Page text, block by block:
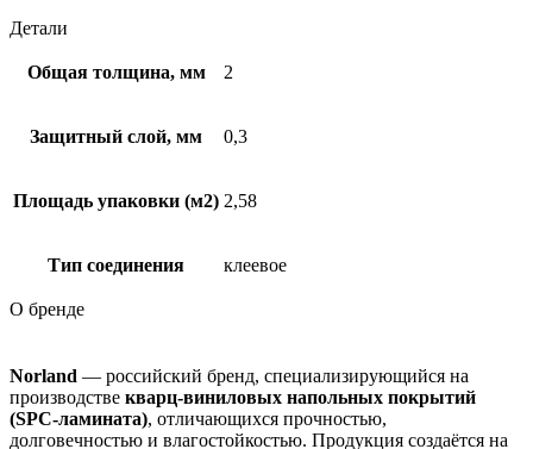
Детали
Общая толщина, мм 2
Защитный слой, мм 0,3
Площадь упаковки (м2) 2,58
Тип соединения клеевое
О бренде
Norland — российский бренд, специализирующийся на
производстве кварц-виниловых напольных покрытий
(SPC-ламината), отличающихся прочностью,
долговечностью и влагостойкостью. Продукция создаётся на